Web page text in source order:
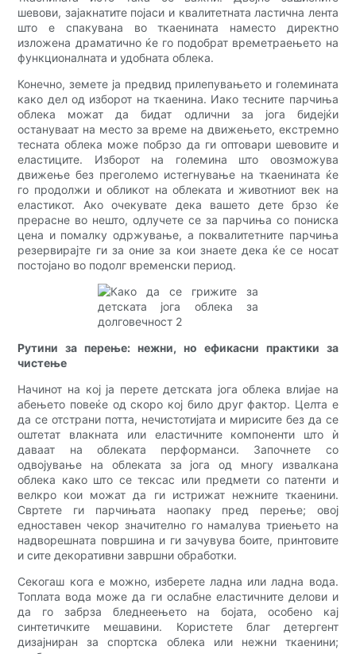
шевови, зајакнатите појаси и квалитетната ластична лента
што е спакувана во ткаенината наместо директно
изложена драматично ќе го подобрат времетраењето на
функционалната и удобната облека.
Конечно, земете ја предвид прилепувањето и големината
како дел од изборот на ткаенина. Иако тесните парчиња
облека можат да бидат одлични за јога бидејќи
остануваат на место за време на движењето, екстремно
тесната облека може побрзо да ги оптовари шевовите и
еластиците. Изборот на големина што овозможува
движење без преголемо истегнување на ткаенината ќе
го продолжи и обликот на облеката и животниот век на
еластикот. Ако очекувате дека вашето дете брзо ќе
прерасне во нешто, одлучете се за парчиња со пониска
цена и помалку одржување, а поквалитетните парчиња
резервирајте ги за оние за кои знаете дека ќе се носат
постојано во подолг временски период.
Рутини за перење: нежни, но ефикасни практики за
чистење
Начинот на кој ја перете детската јога облека влијае на
абењето повеќе од скоро кој било друг фактор. Целта е
да се отстрани потта, нечистотијата и мирисите без да се
оштетат влакната или еластичните компоненти што ѝ
даваат на облеката перформанси. Започнете со
одвојување на облеката за јога од многу извалкана
облека како што се тексас или предмети со патенти и
велкро кои можат да ги истрижат нежните ткаенини.
Свртете ги парчињата наопаку пред перење; овој
едноставен чекор значително го намалува триењето на
надворешната површина и ги зачувува боите, принтовите
и сите декоративни завршни обработки.
Секогаш кога е можно, изберете ладна или ладна вода.
Топлата вода може да ги ослабне еластичните делови и
да го забрза бледнеењето на бојата, особено кај
синтетичките мешавини. Користете благ детергент
дизајниран за спортска облека или нежни ткаенини;